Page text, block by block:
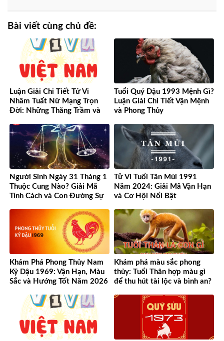
Bài viết cùng chủ đề:
Luận Giải Chi Tiết Tử Vi
Nhâm Tuất Nữ Mạng Trọn
Đời: Những Thăng Trầm và
Tuổi Quý Dậu 1993 Mệnh Gì?
Luận Giải Chi Tiết Vận Mệnh
và Phong Thủy
Người Sinh Ngày 31 Tháng 1
Thuộc Cung Nào? Giải Mã
Tính Cách và Con Đường Sự
Tử Vi Tuổi Tân Mùi 1991
Năm 2024: Giải Mã Vận Hạn
và Cơ Hội Nổi Bật
Khám Phá Phong Thủy Nam
Kỷ Dậu 1969: Vận Hạn, Màu
Sắc và Hướng Tốt Năm 2026
Khám phá màu sắc phong
thủy: Tuổi Thân hợp màu gì
để thu hút tài lộc và bình an?